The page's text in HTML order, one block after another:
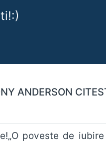
ANDERSON
poveste de